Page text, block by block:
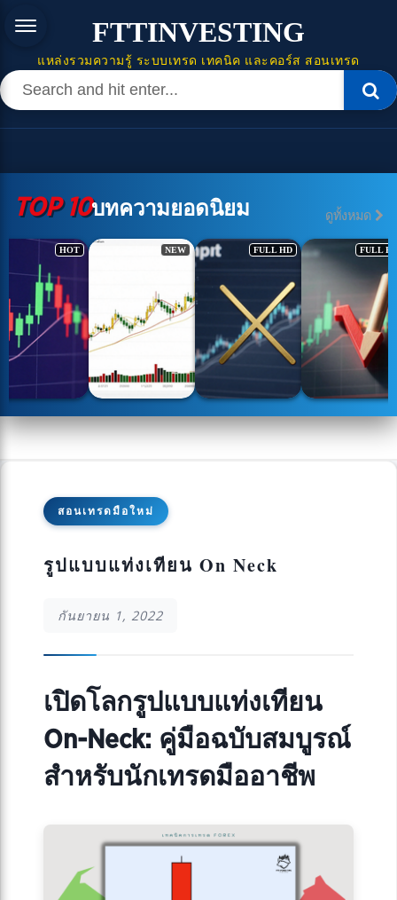
FTTINVESTING
แหล่งรวมความรู้ ระบบเทรด เทคนิค และคอร์ส สอนเทรด
TOP 10บทความยอดนิยม ดูทั้งหมด
NEW FULL HD FULL HD FULL HD
สอนเทรดมือใหม่
รูปแบบแท่งเทียน On Neck
กันยายน 1, 2022
เปิดโลกรูปแบบแท่งเทียน
On-Neck: คู่มือฉบับสมบูรณ์
สำหรับนักเทรดมืออาชีพ